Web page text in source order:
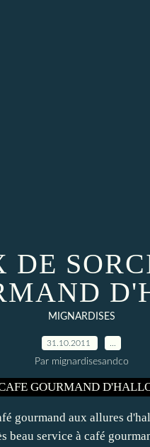
DE
MIGNARDISES
31.10.2011
Par mignardisesandco
gourmand aux allures
beau service à café